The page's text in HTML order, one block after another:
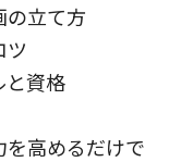
の立て方
ツ
と資格
高めるだけで